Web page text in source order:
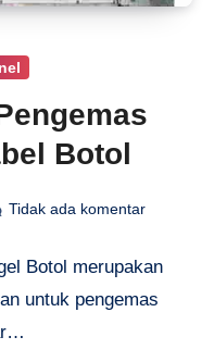
Botol
Tidak ada komentar
Botol merupakan
untuk pengemas